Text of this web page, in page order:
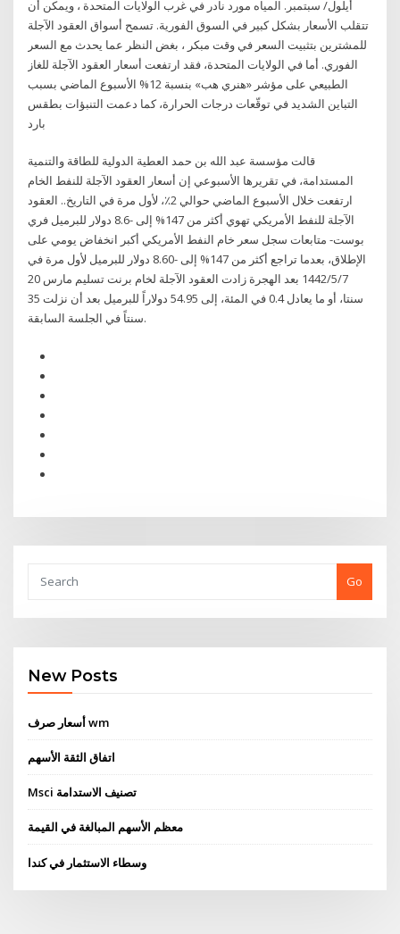
أيلول/ سبتمبر. المياه مورد نادر في غرب الولايات المتحدة ، ويمكن أن
تتقلب الأسعار بشكل كبير في السوق الفورية. تسمح أسواق العقود الآجلة
للمشترين بتثبيت السعر في وقت مبكر ، بغض النظر عما يحدث مع السعر
الفوري. أما في الولايات المتحدة، فقد ارتفعت أسعار العقود الآجلة للغاز
الطبيعي على مؤشر «هنري هب» بنسبة 12% الأسبوع الماضي بسبب
التباين الشديد في توقّعات درجات الحرارة، كما دعمت التنبؤات بطقس
بارد
قالت مؤسسة عبد الله بن حمد العطية الدولية للطاقة والتنمية
المستدامة، في تقريرها الأسبوعي إن أسعار العقود الآجلة للنفط الخام
ارتفعت خلال الأسبوع الماضي حوالي 2٪، لأول مرة في التاريخ.. العقود
الآجلة للنفط الأمريكي تهوي أكثر من 147% إلى -8.6 دولار للبرميل فري
بوست- متابعات سجل سعر خام النفط الأمريكي أكبر انخفاض يومي على
الإطلاق، بعدما تراجع أكثر من 147% إلى -8.60 دولار للبرميل لأول مرة في
7‏‏/5‏‏/1442 بعد الهجرة زادت العقود الآجلة لخام برنت تسليم مارس 20
سنتا، أو ما يعادل 0.4 في المئة، إلى 54.95 دولاراً للبرميل بعد أن نزلت 35
سنتاً في الجلسة السابقة.
Go
New Posts
أسعار صرف wm
اتفاق الثقة الأسهم
Msci تصنيف الاستدامة
معظم الأسهم المبالغة في القيمة
وسطاء الاستثمار في كندا